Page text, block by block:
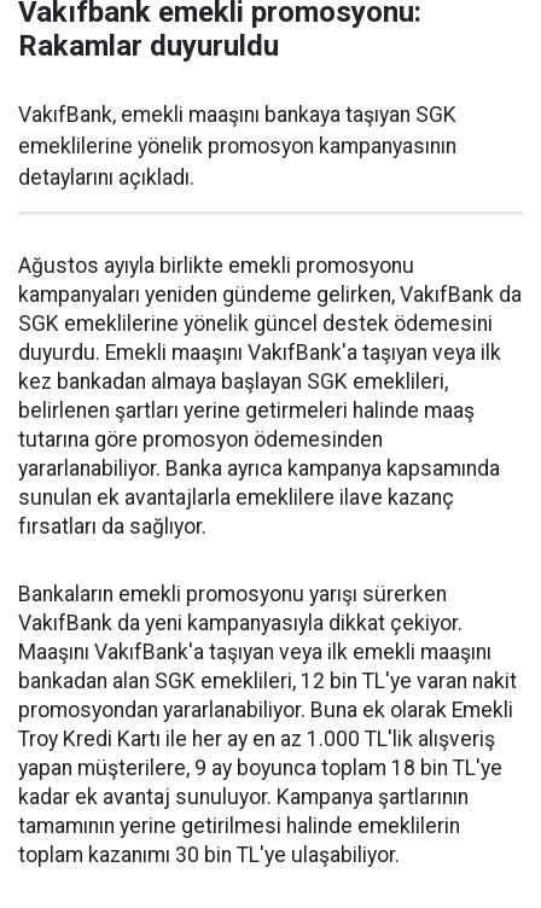
Vakıfbank emekli promosyonu:
Rakamlar duyuruldu
VakıfBank, emekli maaşını bankaya taşıyan SGK
emeklilerine yönelik promosyon kampanyasının
detaylarını açıkladı.
Ağustos ayıyla birlikte emekli promosyonu
kampanyaları yeniden gündeme gelirken, VakıfBank da
SGK emeklilerine yönelik güncel destek ödemesini
duyurdu. Emekli maaşını VakıfBank'a taşıyan veya ilk
kez bankadan almaya başlayan SGK emeklileri,
belirlenen şartları yerine getirmeleri halinde maaş
tutarına göre promosyon ödemesinden
yararlanabiliyor. Banka ayrıca kampanya kapsamında
sunulan ek avantajlarla emeklilere ilave kazanç
fırsatları da sağlıyor.
Bankaların emekli promosyonu yarışı sürerken
VakıfBank da yeni kampanyasıyla dikkat çekiyor.
Maaşını VakıfBank'a taşıyan veya ilk emekli maaşını
bankadan alan SGK emeklileri, 12 bin TL'ye varan nakit
promosyondan yararlanabiliyor. Buna ek olarak Emekli
Troy Kredi Kartı ile her ay en az 1.000 TL'lik alışveriş
yapan müşterilere, 9 ay boyunca toplam 18 bin TL'ye
kadar ek avantaj sunuluyor. Kampanya şartlarının
tamamının yerine getirilmesi halinde emeklilerin
toplam kazanımı 30 bin TL'ye ulaşabiliyor.